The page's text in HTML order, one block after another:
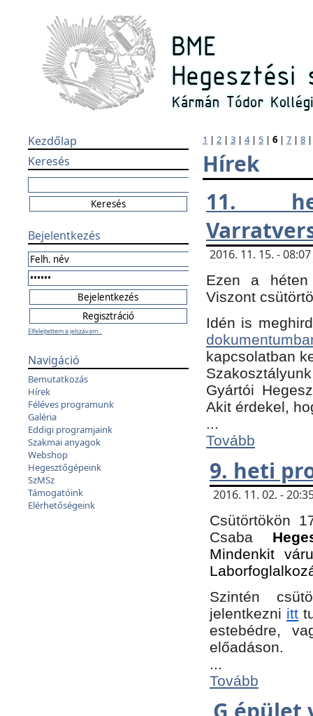
Kezdőlap
Keresés
Bejelentkezés
Elfelejtettem a jelszavam...
Navigáció
Bemutatkozás
Hírek
Féléves programunk
Galéria
Eddigi programjaink
Szakmai anyagok
Webshop
Hegesztőgépeink
SzMSz
Támogatóink
Elérhetőségeink
1 | 2 | 3 | 4| 5 | 6 | 7 | 8
Hírek
11.
2016. 11. 15. -
Ezen a héten
Viszont
Idén is
kapcsolatban
Gyártói
Akit érdekel,
...
Tovább
9. heti
2016. 11. 02. -
Csütörtökön
Csaba
Mindenkit
Szintén
jelentkezni itt
estebédre,
előadáson.
...
Tovább